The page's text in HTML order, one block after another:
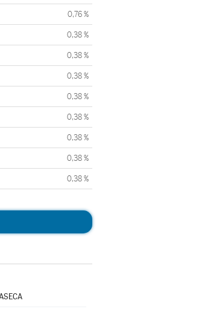
0,76 %
0,38 %
0,38 %
0,38 %
0,38 %
0,38 %
0,38 %
0,38 %
0,38 %